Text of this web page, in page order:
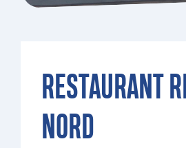
RESTAURANT
NORD